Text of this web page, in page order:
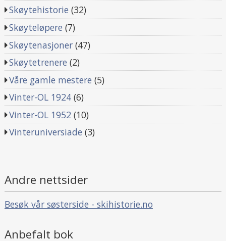
Skøytehistorie (32)
Skøyteløpere (7)
Skøytenasjoner (47)
Skøytetrenere (2)
Våre gamle mestere (5)
Vinter-OL 1924 (6)
Vinter-OL 1952 (10)
Vinteruniversiade (3)
Andre nettsider
Besøk vår søsterside - skihistorie.no
Anbefalt bok